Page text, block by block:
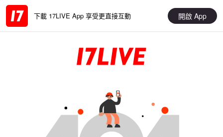
下載 17LIVE App 享受更直接互動 開啟 App